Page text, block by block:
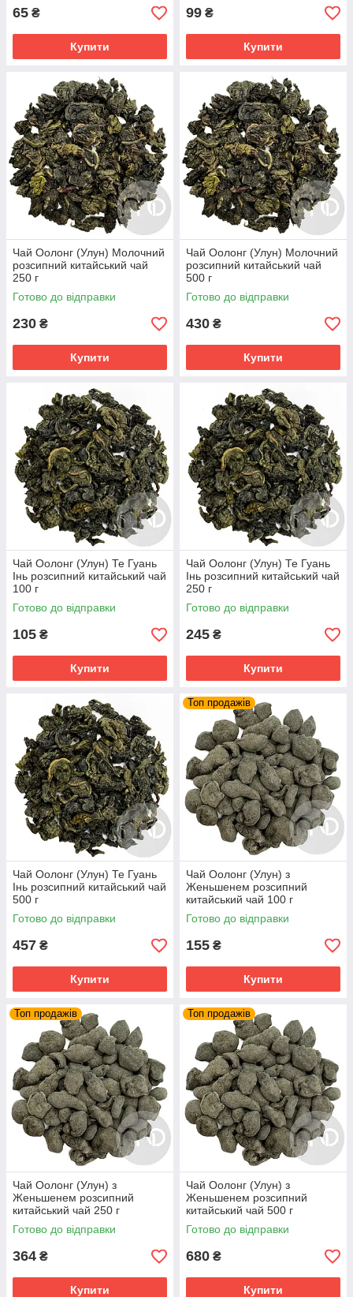
65 ₴
Купити
99 ₴
Купити
Чай Оолонг (Улун) Молочний
розсипний китайський чай
250 г
Готово до відправки
230 ₴
Купити
Чай Оолонг (Улун) Молочний
розсипний китайський чай
500 г
Готово до відправки
430 ₴
Купити
Чай Оолонг (Улун) Те Гуань
Інь розсипний китайський чай
100 г
Готово до відправки
105 ₴
Купити
Чай Оолонг (Улун) Те Гуань
Інь розсипний китайський чай
250 г
Готово до відправки
245 ₴
Купити
Чай Оолонг (Улун) Те Гуань
Інь розсипний китайський чай
500 г
Готово до відправки
457 ₴
Купити
Топ продажів
Чай Оолонг (Улун) з
Женьшенем розсипний
китайський чай 100 г
Готово до відправки
155 ₴
Купити
Топ продажів
Чай Оолонг (Улун) з
Женьшенем розсипний
китайський чай 250 г
Готово до відправки
364 ₴
Купити
Топ продажів
Чай Оолонг (Улун) з
Женьшенем розсипний
китайський чай 500 г
Готово до відправки
680 ₴
Купити